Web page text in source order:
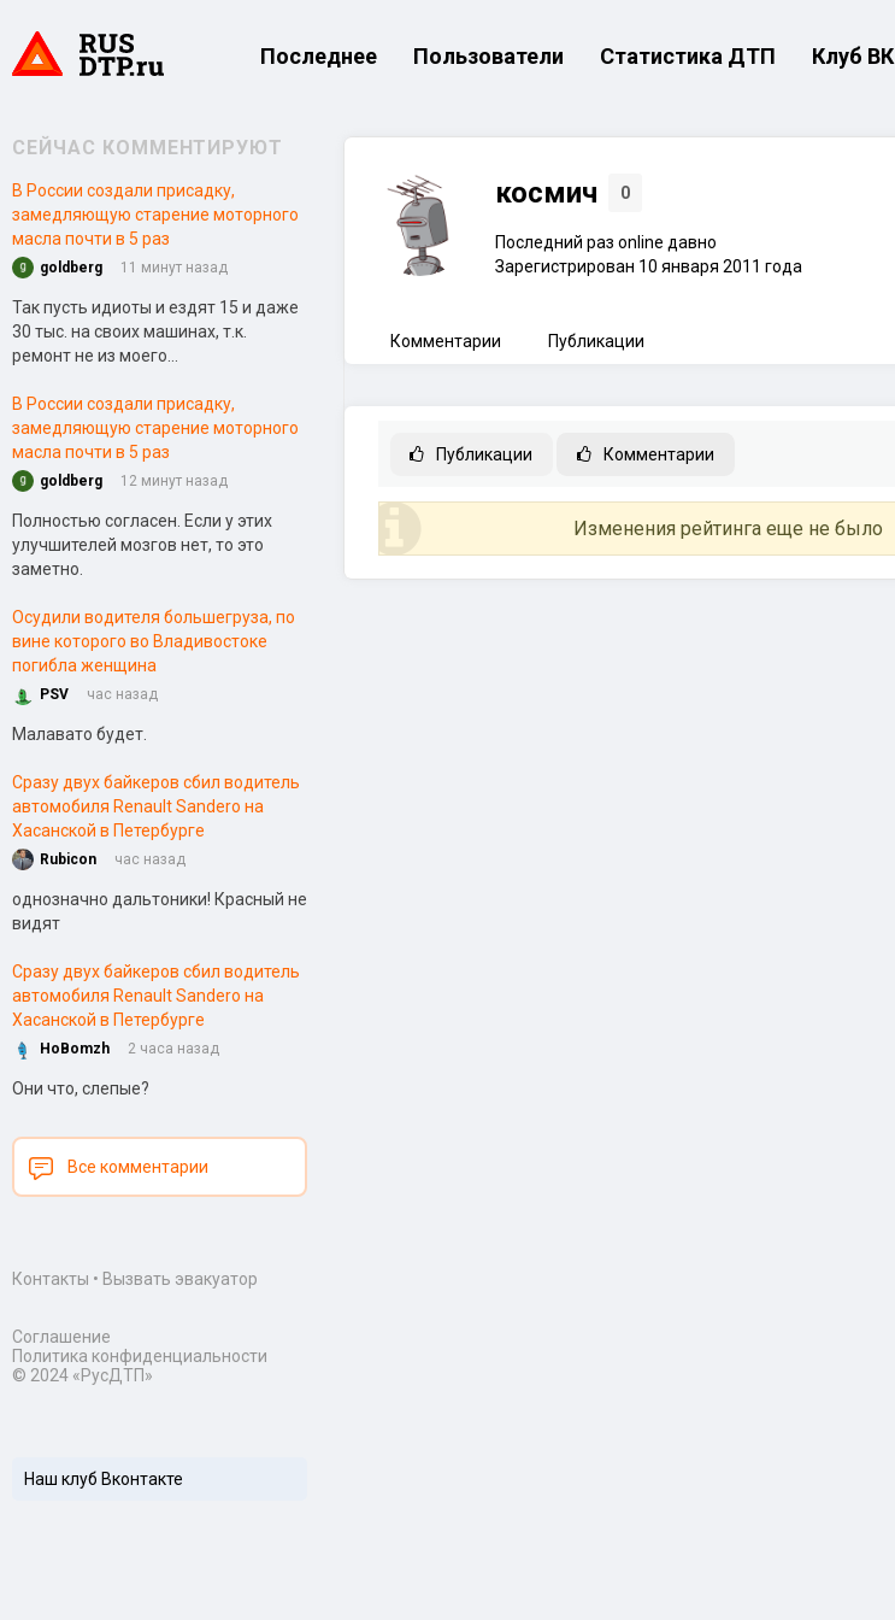
Последнее Пользователи Статистика ДТП Клуб ВК
СЕЙЧАС КОММЕНТИРУЮТ
В России создали присадку,
замедляющую старение моторного
масла почти в 5 раз
goldberg 11 минут назад
Так пусть идиоты и ездят 15 и даже
30 тыс. на своих машинах, т.к.
ремонт не из моего...
В России создали присадку,
замедляющую старение моторного
масла почти в 5 раз
goldberg 12 минут назад
Полностью согласен. Если у этих
улучшителей мозгов нет, то это
заметно.
Осудили водителя большегруза, по
вине которого во Владивостоке
погибла женщина
PSV час назад
Малавато будет.
Сразу двух байкеров сбил водитель
автомобиля Renault Sandero на
Хасанской в Петербурге
Rubicon час назад
однозначно дальтоники! Красный не
видят
Сразу двух байкеров сбил водитель
автомобиля Renault Sandero на
Хасанской в Петербурге
HoBomzh 2 часа назад
Они что, слепые?
Все комментарии
Контакты • Вызвать эвакуатор
Соглашение
Политика конфиденциальности
© 2024 «РусДТП»
Наш клуб Вконтакте
космич 0
Последний раз online давно
Зарегистрирован 10 января 2011 года
Комментарии Публикации
Публикации Комментарии
Изменения рейтинга еще не было